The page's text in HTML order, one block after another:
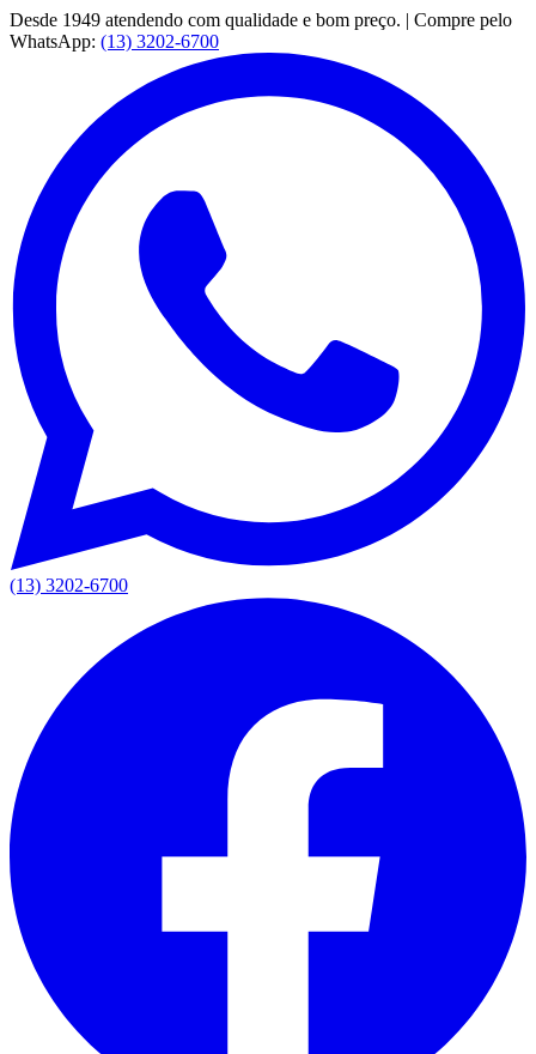
Desde 1949 atendendo com qualidade e bom preço. | Compre pelo
WhatsApp: (13) 3202-6700
(13) 3202-6700